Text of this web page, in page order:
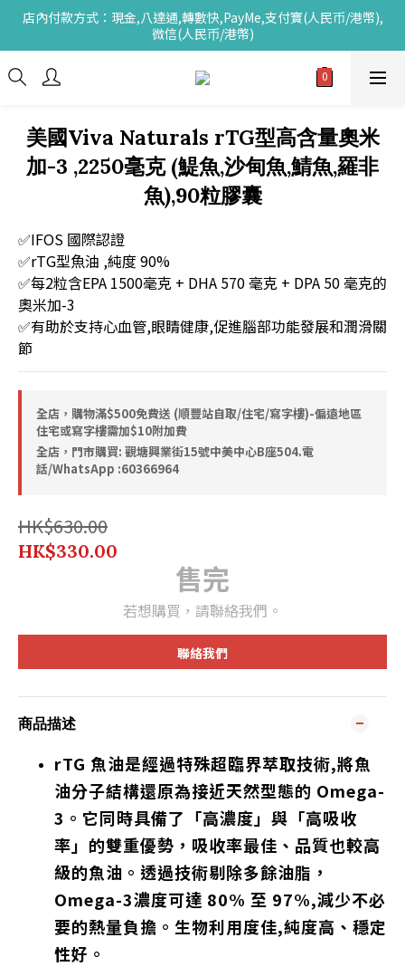
店內付款方式：現金,八達通,轉數快,PayMe,支付寶(人民币/港幣),
微信(人民币/港幣)
美國Viva Naturals rTG型高含量奧米
加-3 ,2250毫克 (鯷魚,沙甸魚,鯖魚,羅非
魚),90粒膠囊
✅IFOS 國際認證
✅rTG型魚油 ,純度 90%
✅每2粒含EPA 1500毫克 + DHA 570 毫克 + DPA 50 毫克的
奧米加-3
✅有助於支持心血管,眼睛健康,促進腦部功能發展和潤滑關
節
全店，購物滿$500免費送 (順豐站自取/住宅/寫字樓)-偏遠地區
住宅或寫字樓需加$10附加費
全店，門市購買: 觀塘興業街15號中美中心B座504.電
話/WhatsApp :60366964
HK$630.00
HK$330.00
售完
若想購買，請聯絡我們。
聯絡我們
商品描述
rTG 魚油是經過特殊超臨界萃取技術,將魚
油分子結構還原為接近天然型態的 Omega-
3。它同時具備了「高濃度」與「高吸收
率」的雙重優勢，吸收率最佳、品質也較高
級的魚油。透過技術剔除多餘油脂，
Omega-3濃度可達 80% 至 97%,減少不必
要的熱量負擔。生物利用度佳,純度高、穩定
性好。